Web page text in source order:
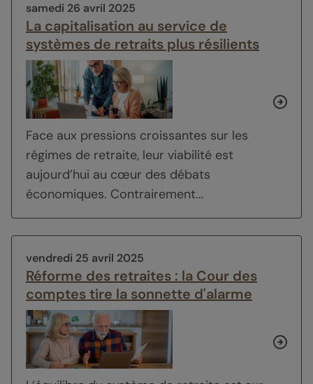
samedi 26 avril 2025
La capitalisation au service de
systèmes de retraits plus résilients
Face aux pressions croissantes sur les
régimes de retraite, leur viabilité est
aujourd’hui au cœur des débats
économiques. Contrairement...
vendredi 25 avril 2025
Réforme des retraites : la Cour des
comptes tire la sonnette d'alarme